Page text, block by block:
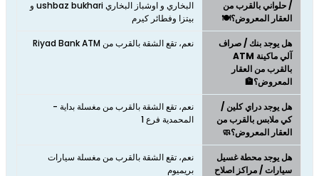
/ حلواني بالقرب من
العقار المعروض؟🍽️
البخاري و اوشباز البخاري ushbaz bukhari و
بيتزا وفطائر كيرم
هل يوجد بنك / صراف
آلي ماكينة ATM
بالقرب من العقار
المعروض؟🏦
نعم، تقع الشقة بالقرب من Riyad Bank ATM
هل يوجد دراي كلين /
كي ملابس بالقرب من
العقار المعروض؟🧼
نعم، تقع الشقة بالقرب من مغسلة بداية -
المحمدية فرع 1
هل يوجد محطة غسيل
سيارات / مراكز اصلاح
نعم، تقع الشقة بالقرب من مغسلة سيارات
بريميوم